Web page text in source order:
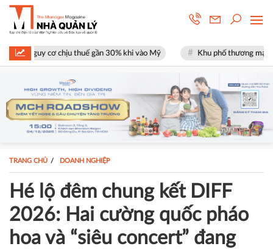
thuế gần 30% khi vào Mỹ Khu phố thương mại SOHO tại The
TRANG CHỦ DOANH NGHIỆP
Hé lộ đêm chung kết DIFF
2026: Hai cường quốc pháo
hoa và “siêu concert” đang